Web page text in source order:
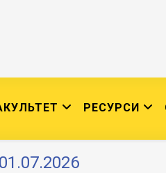
РЕСУРСИ